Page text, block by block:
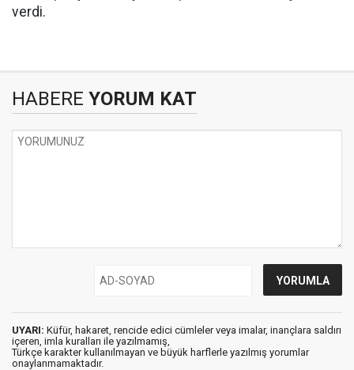
verdi.
HABERE YORUM KAT
UYARI: Küfür, hakaret, rencide edici cümleler veya imalar, inançlara saldırı
içeren, imla kuralları ile yazılmamış,
Türkçe karakter kullanılmayan ve büyük harflerle yazılmış yorumlar
onaylanmamaktadır.